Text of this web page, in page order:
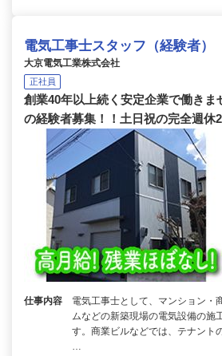
電気工事士スタッフ（経験者）
大京電気工業株式会社
正社員
創業40年以上続く安定企業で働きま
の経験者募集！！土日祝の完全週休2
仕事内容
電気工事士として、マンション・
ムなどの新築現場の電気設備の施
す。商業ビルなどでは、テナント
…